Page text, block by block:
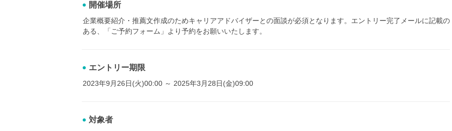
開催場所
企業概要紹介・推薦文作成のためキャリアアドバイザーとの面談が必須となります。エントリー完了メールに記載の
ある、「ご予約フォーム」より予約をお願いいたします。
エントリー期限
2023年9月26日(火)00:00 ～ 2025年3月28日(金)09:00
対象者